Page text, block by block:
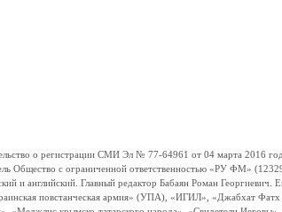
о регистрации СМИ Эл № 77-64961 от 04 марта 2016
Общество с ограниченной ответственностью «РУ ФМ»
и английский. Главный редактор Бабаян Роман
повстанческая армия» (УПА), «ИГИЛ», «Джабхат